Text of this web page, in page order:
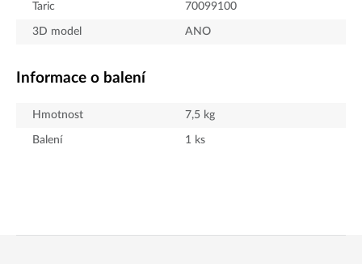
Taric 70099100
3D model ANO
Informace o balení
Hmotnost 7,5 kg
Balení 1 ks